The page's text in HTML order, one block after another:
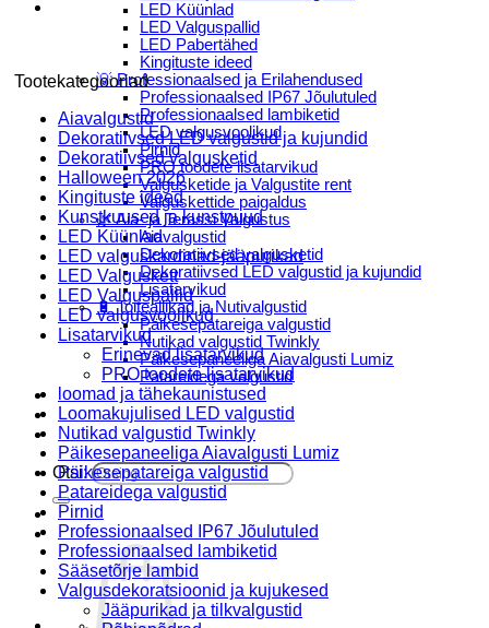
LED Küünlad
LED Valguspallid
LED Pabertähed
Kingituste ideed
💡 Professionaalsed ja Erilahendused
Professionaalsed IP67 Jõulutuled
Professionaalsed lambiketid
LED valgusvoolikud
Pirnid
PRO toodete lisatarvikud
Valgusketide ja Valgustite rent
Valguskettide paigaldus
🌿 Aia- ja Terassi Valgustus
Aiavalgustid
Dekoratiivsed valgusketid
Dekoratiivsed LED valgustid ja kujundid
Lisatarvikud
🔋 Toiteallikad ja Nutivalgustid
Päikesepatareiga valgustid
Nutikad valgustid Twinkly
Päikesepaneeliga Aiavalgusti Lumiz
Patareidega valgustid
Päikeselaternad Lumiz
Valguskettide paigaldus
Blogi
Otsi:
Tootekategooriad
Aiavalgustid
Dekoratiivsed LED valgustid ja kujundid
Dekoratiivsed valgusketid
Halloween 2026
Kingituste ideed
Kunstkuused ja kunstpuud
LED Küünlad
LED valguskardinad-jääpurikad
LED Valguskett
LED Valguspallid
LED valgusvoolikud
Lisatarvikud
Erinevad lisatarvikud
PRO toodete lisatarvikud
loomad ja tähekaunistused
Loomakujulised LED valgustid
Nutikad valgustid Twinkly
Päikesepaneeliga Aiavalgusti Lumiz
Päikesepatareiga valgustid
Patareidega valgustid
Pirnid
Professionaalsed IP67 Jõulutuled
Professionaalsed lambiketid
Sääsetõrje lambid
Valgusdekoratsioonid ja kujukesed
Jääpurikad ja tilkvalgustid